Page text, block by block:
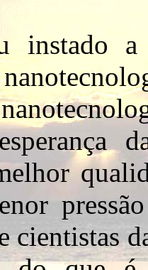
instado
cientistas